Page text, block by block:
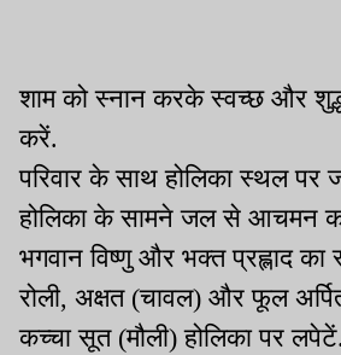
शाम को स्नान करके स्वच्छ और
करें.
परिवार के साथ होलिका स्थल पर
होलिका के सामने जल से आचमन
भगवान विष्णु और भक्त प्रह्लाद
रोली, अक्षत (चावल) और फूल
कच्चा सूत (मौली) होलिका पर लपेटें.